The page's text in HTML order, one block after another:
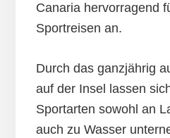
Canaria hervorragend
Sportreisen an.
Durch das ganzjährig
auf der Insel lassen
Sportarten sowohl an
auch zu Wasser